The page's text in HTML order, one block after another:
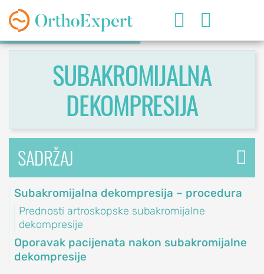
 
OrthoExpert
Beograd
(060) 032-320-8
office@orthoexpert.rs
Svetog Save 32/8,
Beograd, Srbija
SUBAKROMIJALNA
DEKOMPRESIJA
SADRŽAJ
Subakromijalna dekompresija – procedura
Prednosti artroskopske subakromijalne
dekompresije
Oporavak pacijenata nakon subakromijalne
dekompresije